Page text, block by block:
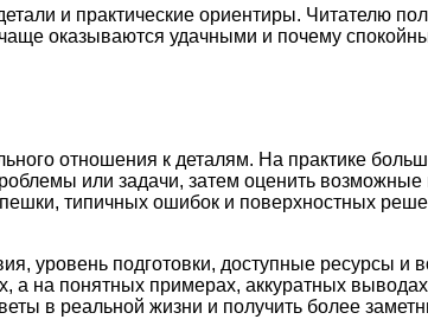
и практические ориентиры. Читателю
оказываются удачными и почему
отношения к деталям. На практике
или задачи, затем оценить
типичных ошибок и поверхностных
уровень подготовки, доступные ресурсы и
на понятных примерах, аккуратных выводах
в реальной жизни и получить более